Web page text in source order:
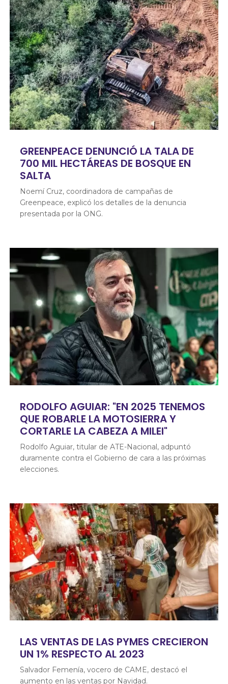
GREENPEACE DENUNCIÓ LA TALA DE
700 MIL HECTÁREAS DE BOSQUE EN
SALTA
Noemí Cruz, coordinadora de campañas de
Greenpeace, explicó los detalles de la denuncia
presentada por la ONG.
RODOLFO AGUIAR: "EN 2025 TENEMOS
QUE ROBARLE LA MOTOSIERRA Y
CORTARLE LA CABEZA A MILEI"
Rodolfo Aguiar, titular de ATE-Nacional, adpuntó
duramente contra el Gobierno de cara a las próximas
elecciones.
LAS VENTAS DE LAS PYMES CRECIERON
UN 1% RESPECTO AL 2023
Salvador Femenía, vocero de CAME, destacó el
aumento en las ventas por Navidad.